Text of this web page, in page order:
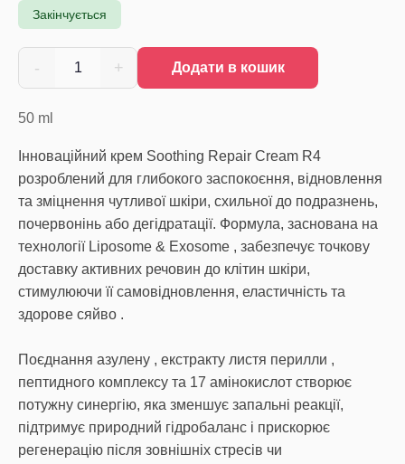
Закінчується
- 1 + Додати в кошик
50 ml
Інноваційний крем Soothing Repair Cream R4
розроблений для глибокого заспокоєння, відновлення
та зміцнення чутливої шкіри, схильної до подразнень,
почервонінь або дегідратації. Формула, заснована на
технології Liposome & Exosome , забезпечує точкову
доставку активних речовин до клітин шкіри,
стимулюючи її самовідновлення, еластичність та
здорове сяйво .
Поєднання азулену , екстракту листя перилли ,
пептидного комплексу та 17 амінокислот створює
потужну синергію, яка зменшує запальні реакції,
підтримує природний гідробаланс і прискорює
регенерацію після зовнішніх стресів чи